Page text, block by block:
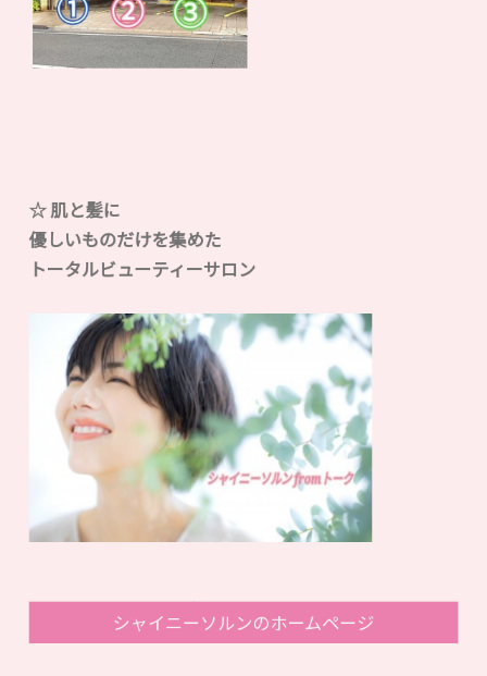
☆ 肌と髪に
優しいものだけを集めた
トータルビューティーサロン
シャイニーソルンのホームページ